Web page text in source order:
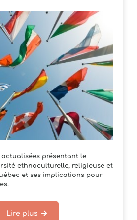
présentant le
ethnoculturelle, religieuse et
et ses implications pour
Lire plus